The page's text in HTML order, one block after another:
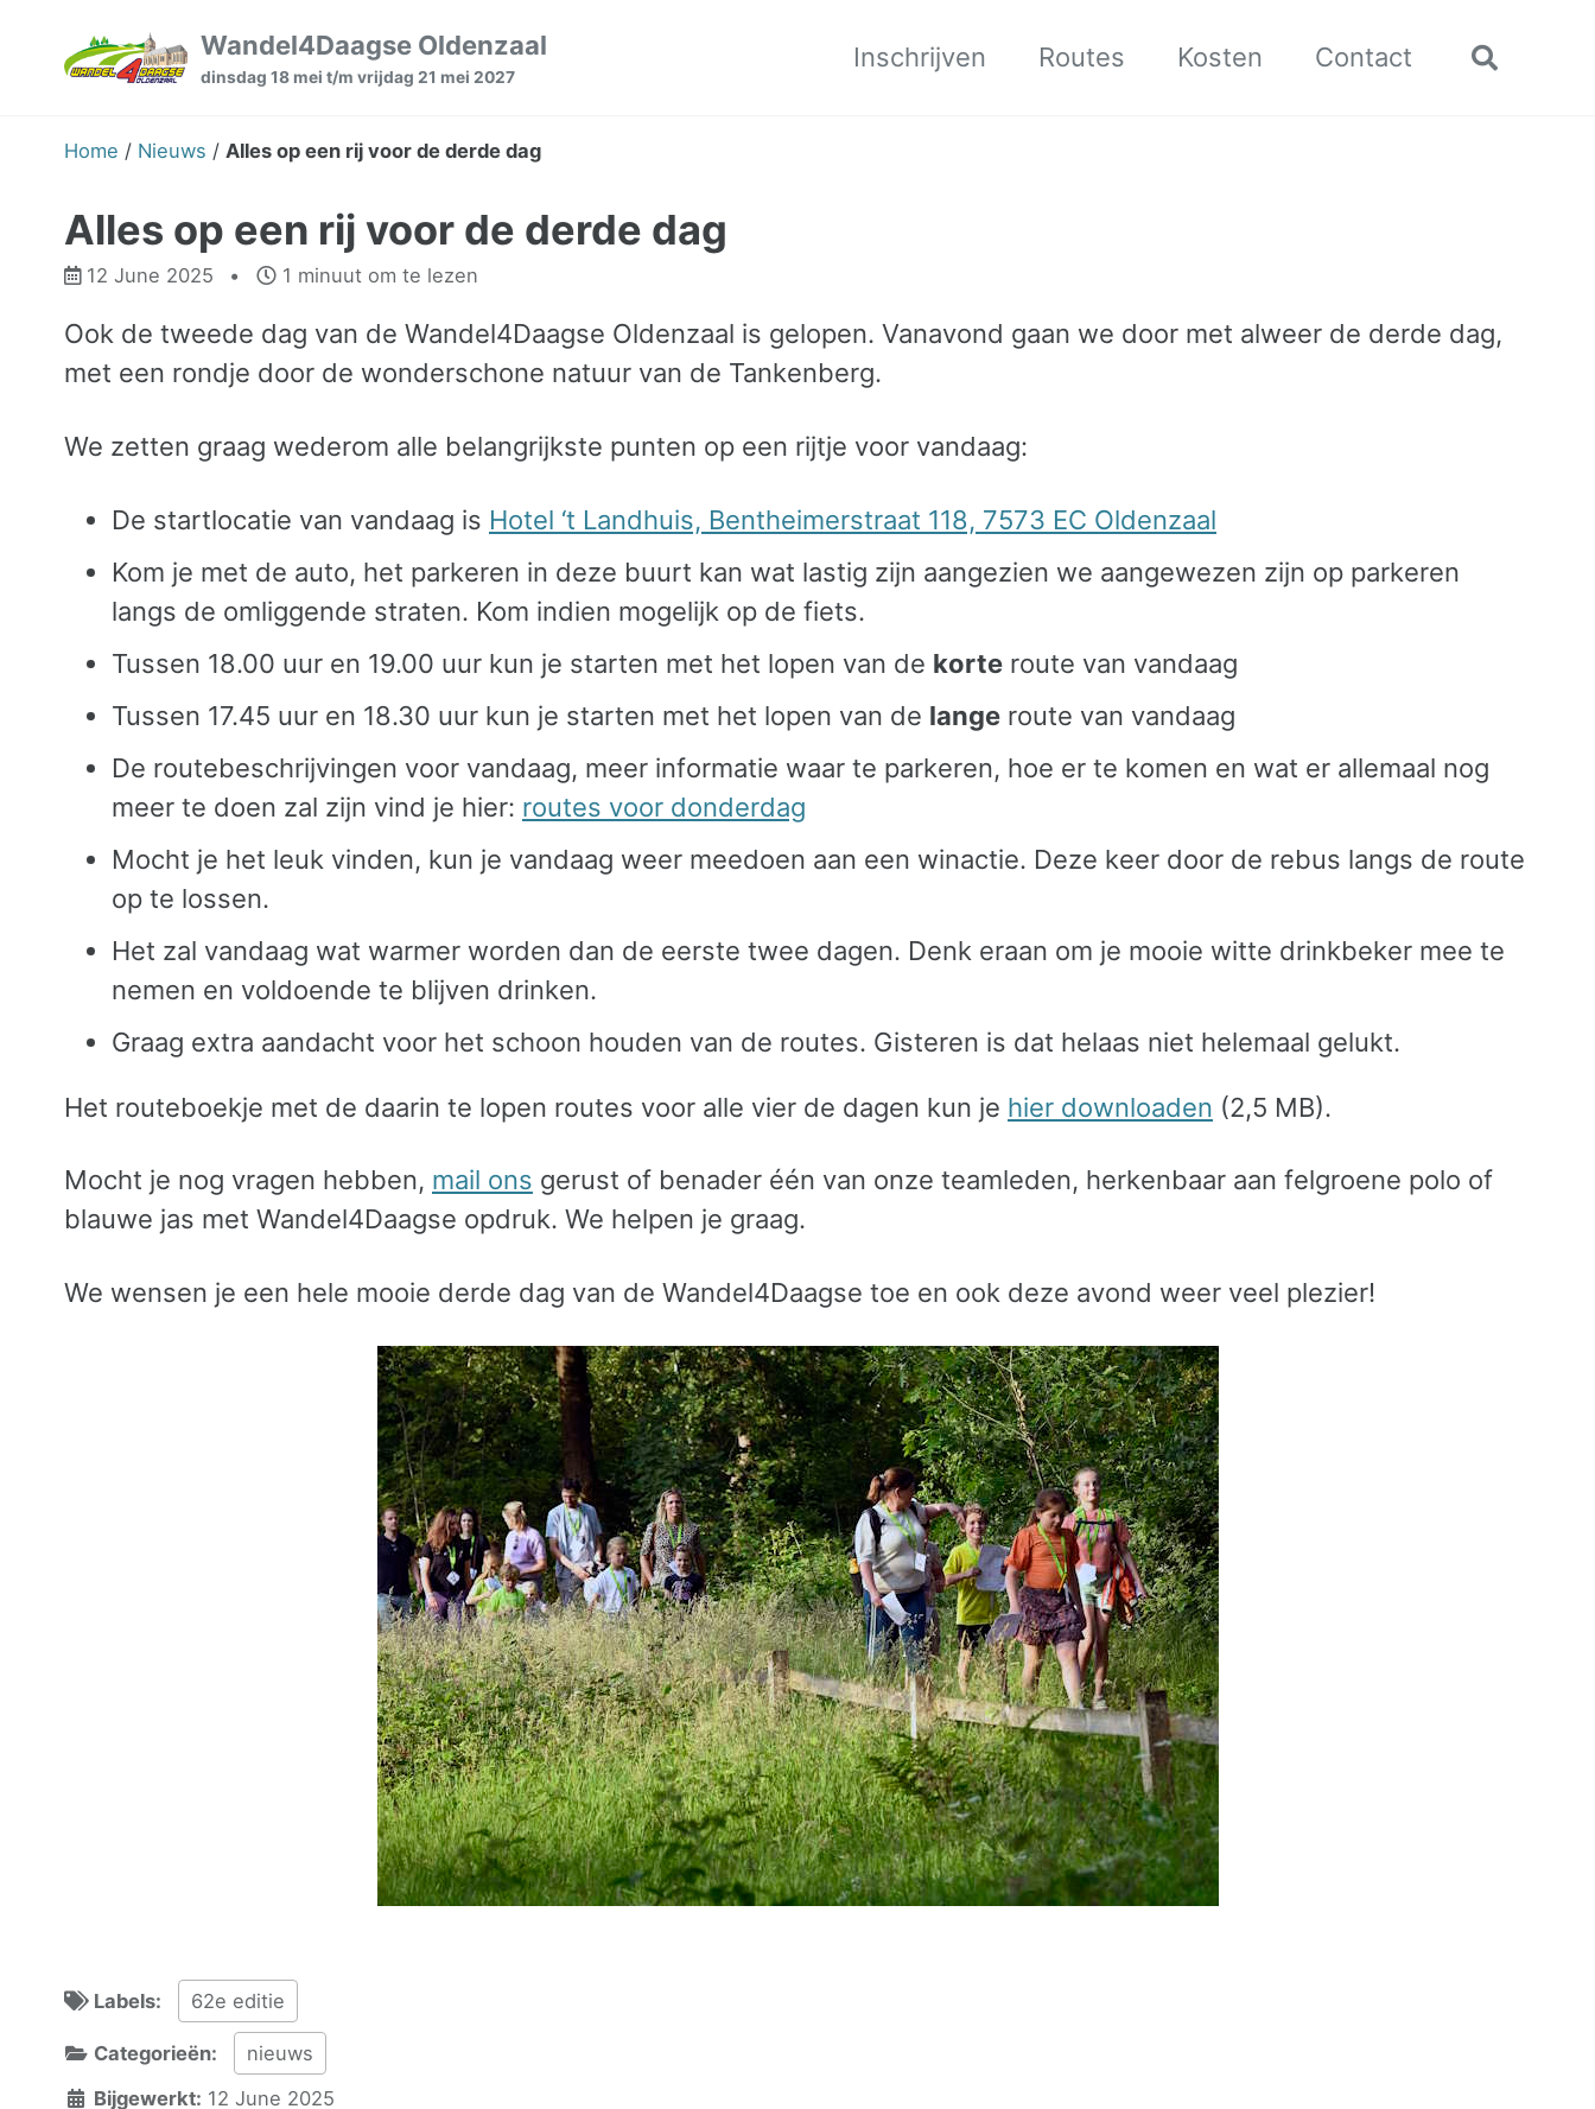
navigation
Wandel4Daagse Oldenzaal
dinsdag 18 mei t/m vrijdag 21 mei 2027
Inschrijven Routes Kosten Contact
Toggle
Home / Nieuws / Alles op een rij voor de derde dag
Alles op een rij voor de derde dag
12 June 2025 1 minuut om te lezen
Ook de tweede dag van de Wandel4Daagse Oldenzaal is gelopen. Vanavond gaan we door met alweer de derde dag,
met een rondje door de wonderschone natuur van de Tankenberg.
We zetten graag wederom alle belangrijkste punten op een rijtje voor vandaag:
De startlocatie van vandaag is Hotel ‘t Landhuis, Bentheimerstraat 118, 7573 EC Oldenzaal
Kom je met de auto, het parkeren in deze buurt kan wat lastig zijn aangezien we aangewezen zijn op parkeren
langs de omliggende straten. Kom indien mogelijk op de fiets.
Tussen 18.00 uur en 19.00 uur kun je starten met het lopen van de korte route van vandaag
Tussen 17.45 uur en 18.30 uur kun je starten met het lopen van de lange route van vandaag
De routebeschrijvingen voor vandaag, meer informatie waar te parkeren, hoe er te komen en wat er allemaal nog
meer te doen zal zijn vind je hier: routes voor donderdag
Mocht je het leuk vinden, kun je vandaag weer meedoen aan een winactie. Deze keer door de rebus langs de route
op te lossen.
Het zal vandaag wat warmer worden dan de eerste twee dagen. Denk eraan om je mooie witte drinkbeker mee te
nemen en voldoende te blijven drinken.
Graag extra aandacht voor het schoon houden van de routes. Gisteren is dat helaas niet helemaal gelukt.
Het routeboekje met de daarin te lopen routes voor alle vier de dagen kun je hier downloaden (2,5 MB).
Mocht je nog vragen hebben, mail ons gerust of benader één van onze teamleden, herkenbaar aan felgroene polo of
blauwe jas met Wandel4Daagse opdruk. We helpen je graag.
We wensen je een hele mooie derde dag van de Wandel4Daagse toe en ook deze avond weer veel plezier!
Labels: 62e editie
Categorieën:
nieuws
Bijgewerkt: 12 June 2025